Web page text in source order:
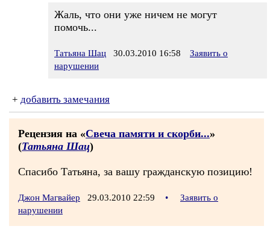
Жаль, что они уже ничем не могут
помочь...
Татьяна Шац 30.03.2010 16:58
Заявить о
нарушении
+ добавить замечания
Рецензия на «Свеча памяти и скорби...»
(Татьяна Шац)
Спасибо Татьяна, за вашу гражданскую позицию!
Джон Магвайер 29.03.2010 22:59 •
Заявить о
нарушении